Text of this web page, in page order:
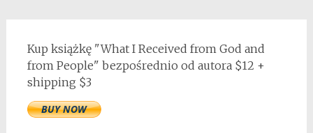
Kup książkę "What I Received from God and
from People" bezpośrednio od autora $12 +
shipping $3